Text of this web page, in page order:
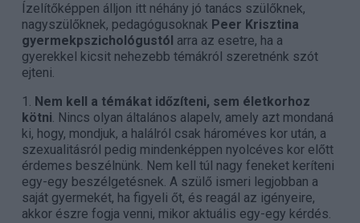
Ízelítőképpen álljon itt néhány jó tanács szülőknek,
nagyszülőknek, pedagógusoknak Peer Krisztina
gyermekpszichológustól arra az esetre, ha a
gyerekkel kicsit nehezebb témákról szeretnénk szót
ejteni.
1. Nem kell a témákat időzíteni, sem életkorhoz
kötni. Nincs olyan általános alapelv, amely azt mondaná
ki, hogy, mondjuk, a halálról csak hároméves kor után, a
szexualitásról pedig mindenképpen nyolcéves kor előtt
érdemes beszélnünk. Nem kell túl nagy feneket keríteni
egy-egy beszélgetésnek. A szülő ismeri legjobban a
saját gyermekét, ha figyeli őt, és reagál az igényeire,
akkor észre fogja venni, mikor aktuális egy-egy kérdés.